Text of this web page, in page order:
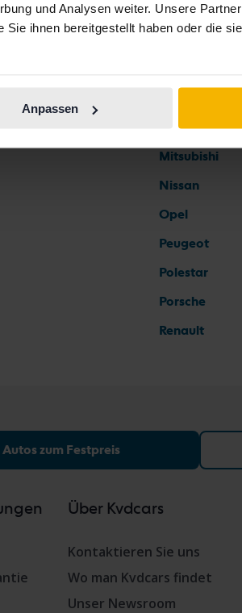
und Analysen weiter. Unsere
ihnen bereitgestellt haben oder die
Anpassen
Maserati
MINI
Mitsubishi
Nissan
Opel
Peugeot
Polestar
Porsche
Renault
Autos zum Festpreis
Über Kvdcars
Kontaktieren Sie uns
Wo man Kvdcars findet
Unser Newsroom